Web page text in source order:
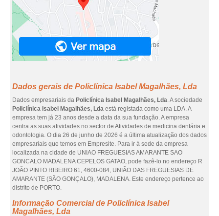
Dados gerais de Policlínica Isabel Magalhães, Lda
Dados empresariais da Policlínica Isabel Magalhães, Lda. A sociedade
Policlínica Isabel Magalhães, Lda está registada como uma LDA. A
empresa tem já 23 anos desde a data da sua fundação. A empresa
centra as suas atividades no sector de Atividades de medicina dentária e
odontologia. O dia 26 de junho de 2026 é a última atualização dos dados
empresariais que temos em Empresite. Para ir à sede da empresa
localizada na cidade de UNIAO FREGUESIAS AMARANTE SAO
GONCALO MADALENA CEPELOS GATAO, pode fazê-lo no endereço R
JOÃO PINTO RIBEIRO 61, 4600-084, UNIÃO DAS FREGUESIAS DE
AMARANTE (SÃO GONÇALO), MADALENA. Este endereço pertence ao
distrito de PORTO.
Informação Comercial de Policlínica Isabel
Magalhães, Lda